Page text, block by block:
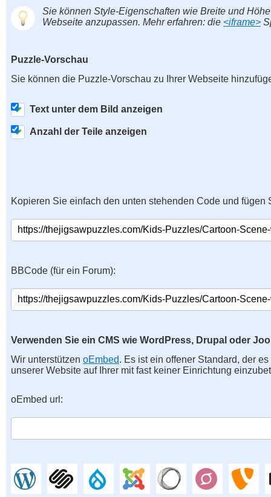
Sie können Style-Eigenschaften wie Breite und
Webseite anzupassen. Mehr erfahren: die <iframe>
Puzzle-Vorschau
Sie können die Puzzle-Vorschau zu Ihrer Webseite
Text unter dem Bild anzeigen
Anzahl der Teile anzeigen
Kopieren Sie einfach den unten stehenden Code und fügen
BBCode (für ein Forum):
Verwenden Sie ein CMS wie WordPress, Drupal oder
Wir unterstützen oEmbed. Es ist ein offener Standard, der
unserer Website auf Ihrer mit fast keiner Einrichtung
oEmbed url: